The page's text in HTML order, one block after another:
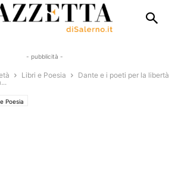
- pubblicità -
Libri e Poesia
Dante e i poeti per la libertà
Poesia